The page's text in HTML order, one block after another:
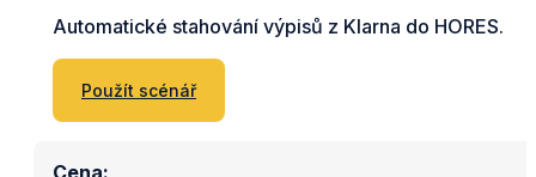
Automatické stahování výpisů z Klarna do HORES.
Použít scénář
Cena: